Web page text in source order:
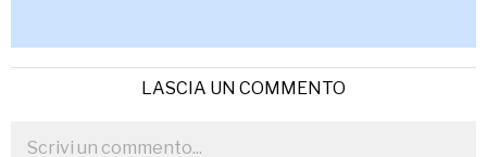
LASCIA UN COMMENTO